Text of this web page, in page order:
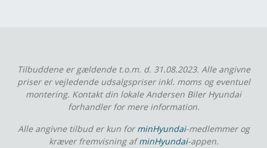
Tilbuddene er gældende t.o.m. d. 31.08.2023. Alle angivne
priser er vejledende udsalgspriser inkl. moms og eventuel
montering. Kontakt din lokale Andersen Biler Hyundai
forhandler for mere information.
Alle angivne tilbud er kun for minHyundai-medlemmer og
kræver fremvisning afminHyundai-appen.